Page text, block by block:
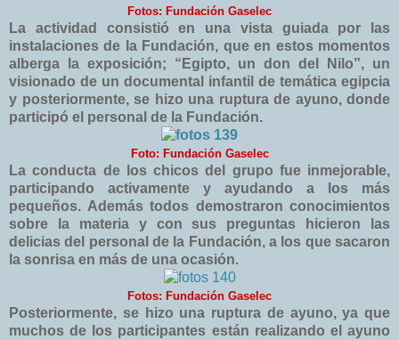
Fotos: Fundación Gaselec
La actividad consistió en una vista guiada por las
instalaciones de la Fundación, que en estos momentos
alberga la exposición; “Egipto, un don del Nilo”, un
visionado de un documental infantil de temática egipcia
y posteriormente, se hizo una ruptura de ayuno, donde
participó el personal de la Fundación.
Foto: Fundación Gaselec
La conducta de los chicos del grupo fue inmejorable,
participando activamente y ayudando a los más
pequeños. Además todos demostraron conocimientos
sobre la materia y con sus preguntas hicieron las
delicias del personal de la Fundación, a los que sacaron
la sonrisa en más de una ocasión.
Fotos: Fundación Gaselec
Posteriormente, se hizo una ruptura de ayuno, ya que
muchos de los participantes están realizando el ayuno